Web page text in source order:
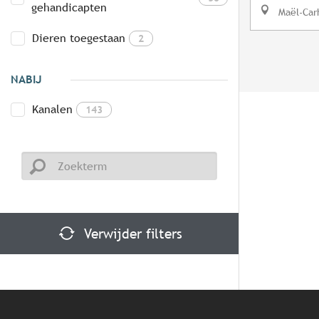
gehandicapten
Dieren toegestaan 2
NABIJ
Kanalen 143
Verwijder filters
Maël-